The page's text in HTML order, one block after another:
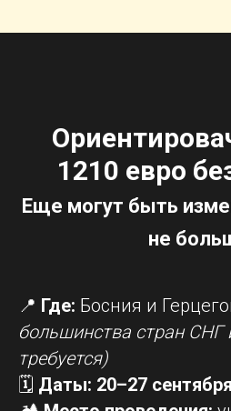
1210 евро
Еще могут быть
не
📍 Где: Босния и
большинства стран СНГ
требуется)
🗓 Даты: 20–27